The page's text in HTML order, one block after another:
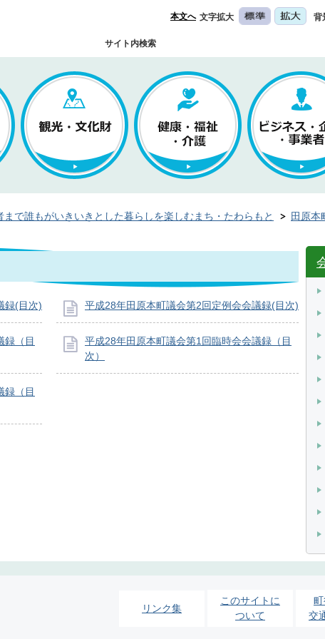
本文へ 文字拡大 背
サイト内検索
で誰もがいきいきとした暮らしを楽しむまち・たわらもと 田原本
録(目次) 平成28年田原本町議会第2回定例会会議録(目次)
録（目
平成28年田原本町議会第1回臨時会会議録（目
次）
録（目
リンク集
このサイトに
ついて
交